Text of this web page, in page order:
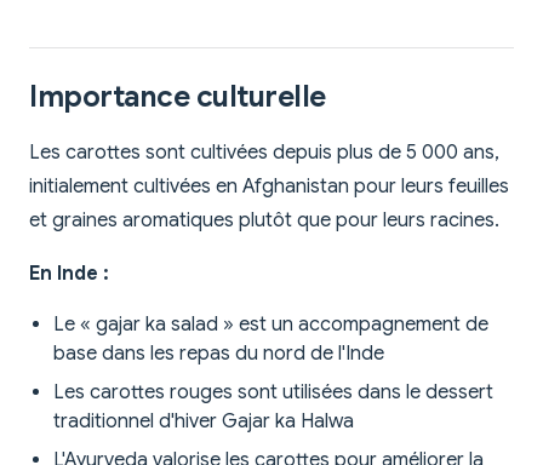
Importance culturelle
Les carottes sont cultivées depuis plus de 5 000 ans,
initialement cultivées en Afghanistan pour leurs feuilles
et graines aromatiques plutôt que pour leurs racines.
En Inde :
Le « gajar ka salad » est un accompagnement de
base dans les repas du nord de l'Inde
Les carottes rouges sont utilisées dans le dessert
traditionnel d'hiver Gajar ka Halwa